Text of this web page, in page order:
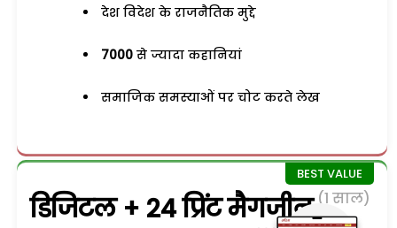
देश विदेश के राजनैतिक मुद्दे
7000 से ज्यादा कहानियां
समाजिक समस्याओं पर चोट करते लेख
डिजिटल + 24 प्रिंट मैगजीन (1 साल)